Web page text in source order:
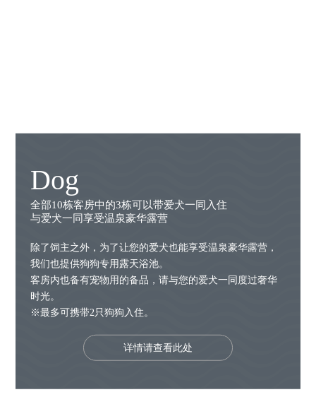
Dog
全部10栋客房中的3栋可以带爱犬一同入住
与爱犬一同享受温泉豪华露营
除了饲主之外，为了让您的爱犬也能享受温泉豪华露营，
我们也提供狗狗专用露天浴池。
客房内也备有宠物用的备品，请与您的爱犬一同度过奢华
时光。
※最多可携带2只狗狗入住。
详情请查看此处